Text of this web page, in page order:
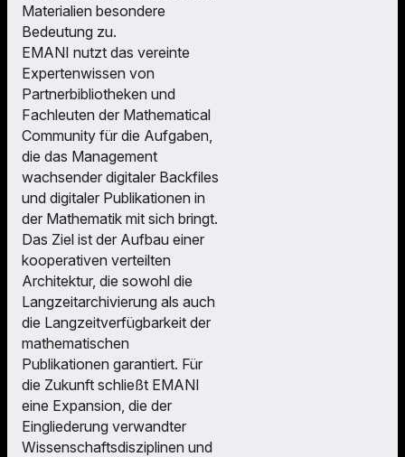
Materialien besondere
Bedeutung zu.
EMANI nutzt das vereinte
Expertenwissen von
Partnerbibliotheken und
Fachleuten der Mathematical
Community für die Aufgaben,
die das Management
wachsender digitaler Backfiles
und digitaler Publikationen in
der Mathematik mit sich bringt.
Das Ziel ist der Aufbau einer
kooperativen verteilten
Architektur, die sowohl die
Langzeitarchivierung als auch
die Langzeitverfügbarkeit der
mathematischen
Publikationen garantiert. Für
die Zukunft schließt EMANI
eine Expansion, die der
Eingliederung verwandter
Wissenschaftsdisziplinen und